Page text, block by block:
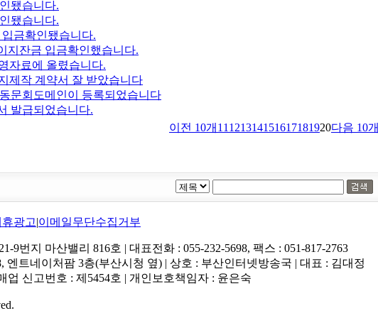
됐습니다.
됐습니다.
금확인됐습니다.
지잔금 입금확인했습니다.
자료에 올렸습니다.
제작 계약서 잘 받았습니다
문회도메인이 등록되었습니다
발급되었습니다.
이전 10개 11 121314151617181920다음 10개
광고|이메일무단수집거부
9번지 마산밸리 816호 | 대표전화 : 055-232-5698, 팩스 : 051-817-2763
엔트네이처팜 3층(부산시청 옆) | 상호 : 부산인터넷방송국 | 대표 : 김대정
업 신고번호 : 제5454호 | 개인보호책임자 : 윤은숙